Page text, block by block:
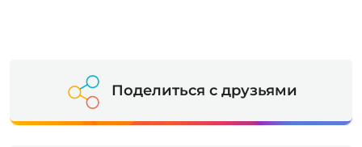
Поделиться с друзьями